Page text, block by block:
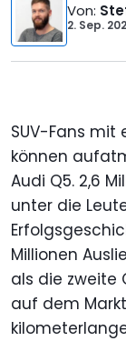
Von:
2. Sep.
SUV-Fans mit
können
Audi Q5. 2,6
unter die
Millionen
als die zweite
auf dem